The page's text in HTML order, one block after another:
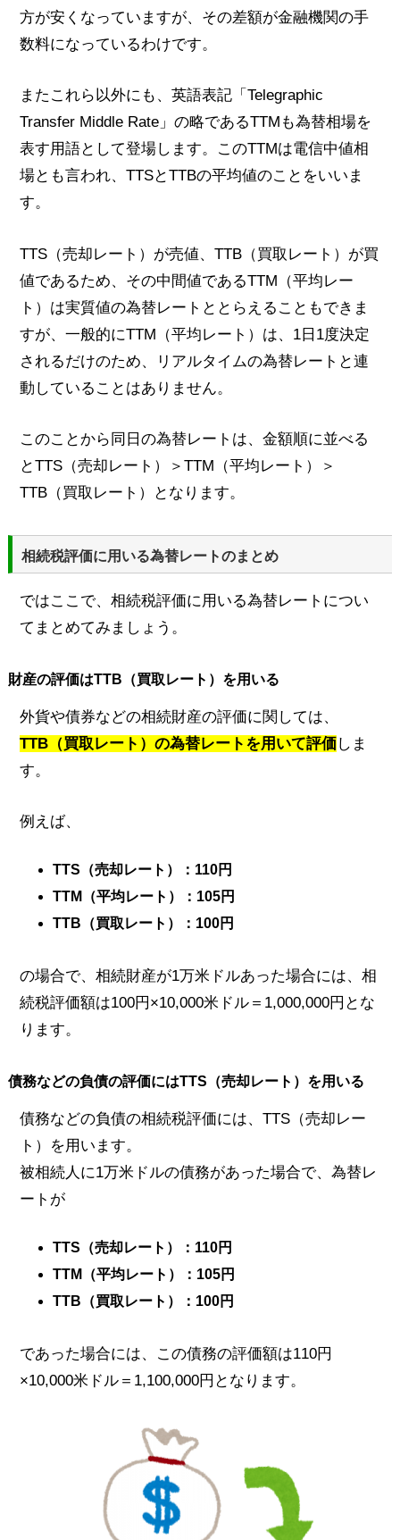
方が安くなっていますが、その差額が金融機関の手
数料になっているわけです。
またこれら以外にも、英語表記「Telegraphic
Transfer Middle Rate」の略であるTTMも為替相場を
表す用語として登場します。このTTMは電信中値相
場とも言われ、TTSとTTBの平均値のことをいいま
す。
TTS（売却レート）が売値、TTB（買取レート）が買
値であるため、その中間値であるTTM（平均レー
ト）は実質値の為替レートととらえることもできま
すが、一般的にTTM（平均レート）は、1日1度決定
されるだけのため、リアルタイムの為替レートと連
動していることはありません。
このことから同日の為替レートは、金額順に並べる
とTTS（売却レート）＞TTM（平均レート）＞
TTB（買取レート）となります。
相続税評価に用いる為替レートのまとめ
ではここで、相続税評価に用いる為替レートについ
てまとめてみましょう。
財産の評価はTTB（買取レート）を用いる
外貨や債券などの相続財産の評価に関しては、
TTB（買取レート）の為替レートを用いて評価しま
す。
例えば、
TTS（売却レート）：110円
TTM（平均レート）：105円
TTB（買取レート）：100円
の場合で、相続財産が1万米ドルあった場合には、相
続税評価額は100円×10,000米ドル＝1,000,000円とな
ります。
債務などの負債の評価にはTTS（売却レート）を用いる
債務などの負債の相続税評価には、TTS（売却レー
ト）を用います。
被相続人に1万米ドルの債務があった場合で、為替レ
ートが
TTS（売却レート）：110円
TTM（平均レート）：105円
TTB（買取レート）：100円
であった場合には、この債務の評価額は110円
×10,000米ドル＝1,100,000円となります。